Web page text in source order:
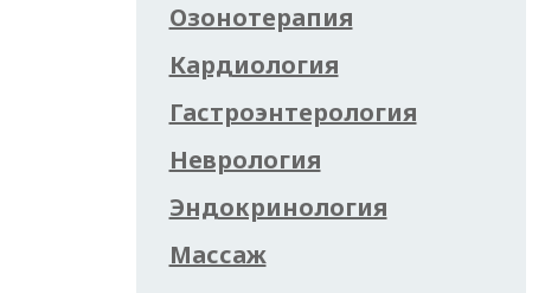
Озонотерапия
Кардиология
Гастроэнтерология
Неврология
Эндокринология
Массаж